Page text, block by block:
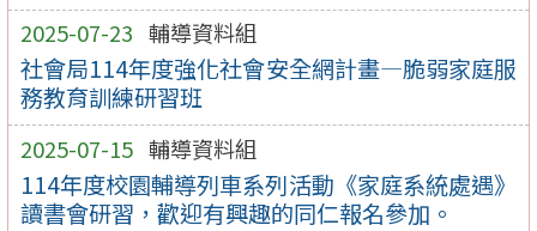
2025-07-23 輔導資料組
社會局114年度強化社會安全網計畫—脆弱家庭服
務教育訓練研習班
2025-07-15 輔導資料組
114年度校園輔導列車系列活動《家庭系統處遇》
讀書會研習，歡迎有興趣的同仁報名參加。